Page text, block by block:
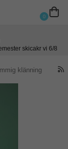
0
skicakr vi 6/8
klänning